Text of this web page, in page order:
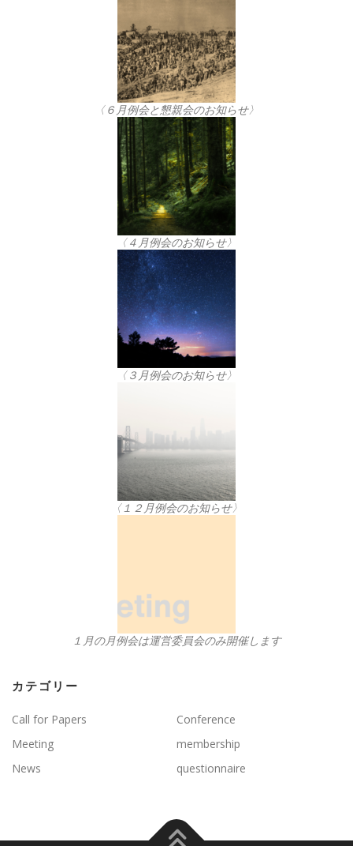
〈６月例会と懇親会のお知らせ〉
〈４月例会のお知らせ〉
〈３月例会のお知らせ〉
〈１２月例会のお知らせ〉
１月の月例会は運営委員会のみ開催します
カテゴリー
Call for Papers
Conference
Meeting
membership
News
questionnaire